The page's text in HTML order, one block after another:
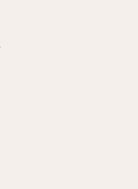
d'accès, de rectification, de
de leur traitement. Vous
confidentialité